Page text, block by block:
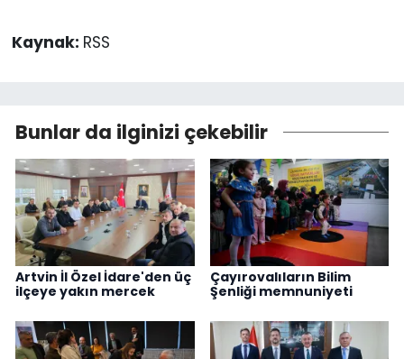
Kaynak: RSS
Bunlar da ilginizi çekebilir
Artvin İl Özel İdare'den üç
ilçeye yakın mercek
Çayırovalıların Bilim
Şenliği memnuniyeti